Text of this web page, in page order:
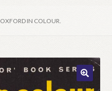
OXFORD IN COLOUR.
🔍